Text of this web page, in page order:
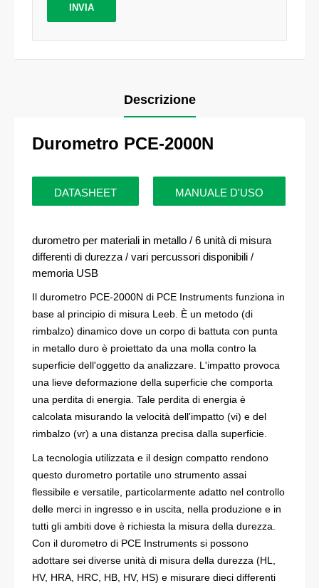
Descrizione
Durometro PCE-2000N
DATASHEET MANUALE D'USO
durometro per materiali in metallo / 6 unità di misura
differenti di durezza / vari percussori disponibili /
memoria USB
Il durometro PCE-2000N di PCE Instruments funziona in
base al principio di misura Leeb. È un metodo (di
rimbalzo) dinamico dove un corpo di battuta con punta
in metallo duro è proiettato da una molla contro la
superficie dell'oggetto da analizzare. L'impatto provoca
una lieve deformazione della superficie che comporta
una perdita di energia. Tale perdita di energia è
calcolata misurando la velocità dell'impatto (vi) e del
rimbalzo (vr) a una distanza precisa dalla superficie.
La tecnologia utilizzata e il design compatto rendono
questo durometro portatile uno strumento assai
flessibile e versatile, particolarmente adatto nel controllo
delle merci in ingresso e in uscita, nella produzione e in
tutti gli ambiti dove è richiesta la misura della durezza.
Con il durometro di PCE Instruments si possono
adottare sei diverse unità di misura della durezza (HL,
HV, HRA, HRC, HB, HV, HS) e misurare dieci differenti